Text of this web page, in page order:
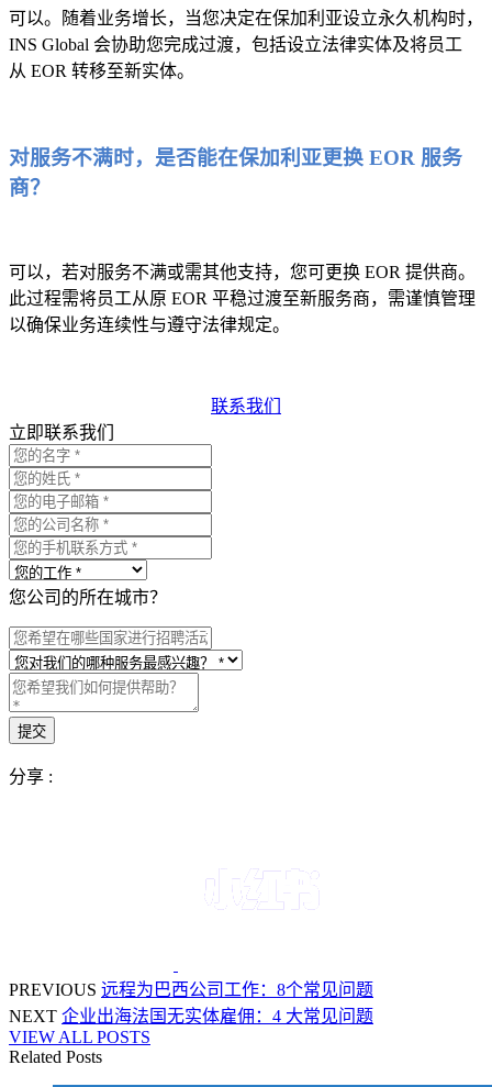
可以。随着业务增长，当您决定在保加利亚设立永久机构时，
INS Global 会协助您完成过渡，包括设立法律实体及将员工
从 EOR 转移至新实体。
对服务不满时，是否能在保加利亚更换 EOR 服务
商？
可以，若对服务不满或需其他支持，您可更换 EOR 提供商。
此过程需将员工从原 EOR 平稳过渡至新服务商，需谨慎管理
以确保业务连续性与遵守法律规定。
联系我们
立即联系我们
您公司的所在城市？
分享 :
PREVIOUS 远程为巴西公司工作：8个常见问题
NEXT 企业出海法国无实体雇佣：4 大常见问题
VIEW ALL POSTS
Related Posts